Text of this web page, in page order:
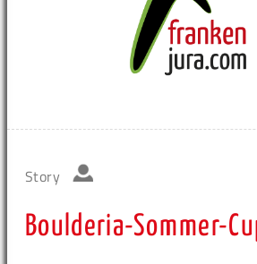
Story
Boulderia-Sommer-